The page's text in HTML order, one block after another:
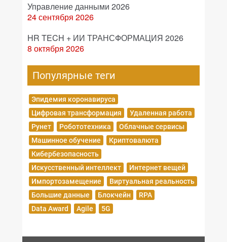
Управление данными 2026
24 сентября 2026
HR TECH + ИИ ТРАНСФОРМАЦИЯ 2026
8 октября 2026
Популярные теги
Эпидемия коронавируса
Цифровая трансформация
Удаленная работа
Рунет
Робототехника
Облачные сервисы
Машинное обучение
Криптовалюта
Кибербезопасность
Искусственный интеллект
Интернет вещей
Импортозамещение
Виртуальная реальность
Большие данные
Блокчейн
RPA
Data Award
Agile 5G